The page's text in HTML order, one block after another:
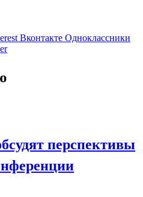
Вконтакте Одноклассники
перспективы